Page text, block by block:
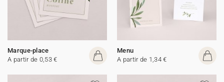
Marque-place
A partir de 0,53 €
Menu
A partir de 1,34 €